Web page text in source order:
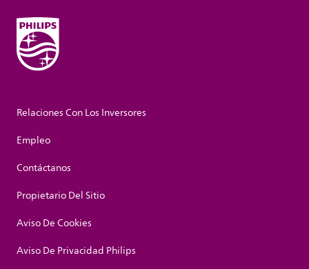
Relaciones Con Los Inversores
Empleo
Contáctanos
Propietario Del Sitio
Aviso De Cookies
Aviso De Privacidad Philips